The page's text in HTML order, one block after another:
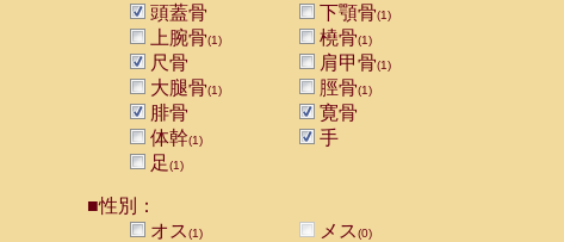
頭蓋骨 下顎骨(1)
上腕骨(1) 橈骨(1)
尺骨 肩甲骨(1)
大腿骨(1) 脛骨(1)
腓骨
寛骨
体幹(1)
手
足(1)
■性別：
オス(1) メス(0)